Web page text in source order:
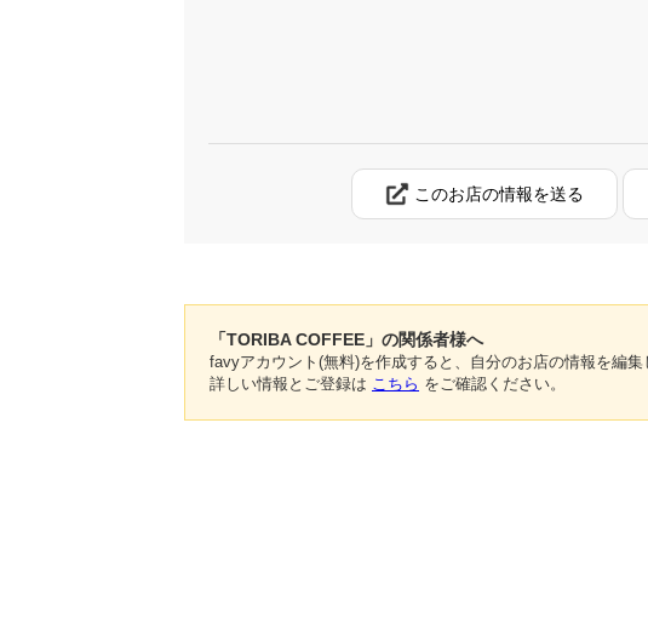
このお店の情報を送る
「TORIBA COFFEE」の関係者様へ
favyアカウント(無料)を作成すると、自分のお店の情報を編集
詳しい情報とご登録は こちら をご確認ください。